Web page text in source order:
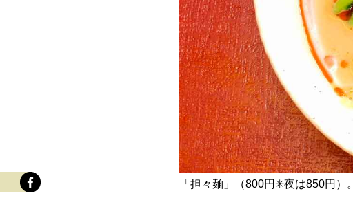
「担々麺」（800円✳︎夜は850円）。